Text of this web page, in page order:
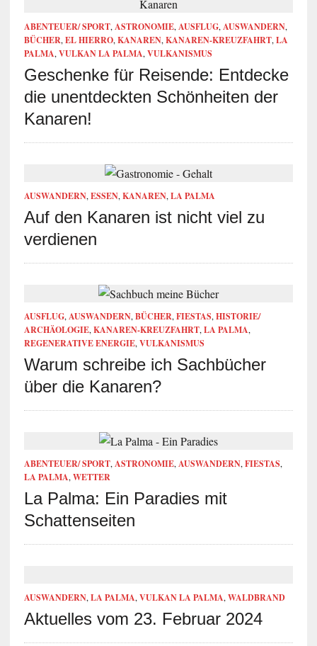
ABENTEUER/ SPORT, ASTRONOMIE, AUSFLUG, AUSWANDERN,
BÜCHER, EL HIERRO, KANAREN, KANAREN-KREUZFAHRT, LA
PALMA, VULKAN LA PALMA, VULKANISMUS
Geschenke für Reisende: Entdecke
die unentdeckten Schönheiten der
Kanaren!
AUSWANDERN, ESSEN, KANAREN, LA PALMA
Auf den Kanaren ist nicht viel zu
verdienen
AUSFLUG, AUSWANDERN, BÜCHER, FIESTAS, HISTORIE/
ARCHÄOLOGIE, KANAREN-KREUZFAHRT, LA PALMA,
REGENERATIVE ENERGIE, VULKANISMUS
Warum schreibe ich Sachbücher
über die Kanaren?
ABENTEUER/ SPORT, ASTRONOMIE, AUSWANDERN, FIESTAS,
LA PALMA, WETTER
La Palma: Ein Paradies mit
Schattenseiten
AUSWANDERN, LA PALMA, VULKAN LA PALMA, WALDBRAND
Aktuelles vom 23. Februar 2024